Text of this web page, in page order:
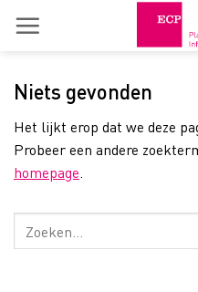
Niets gevonden
Het lijkt erop dat we deze
Probeer een andere
homepage